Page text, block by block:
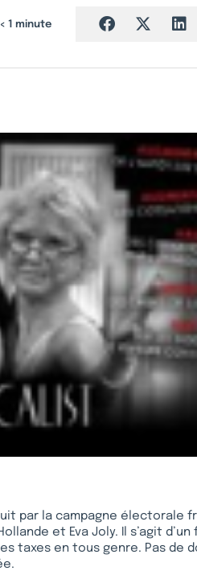
< 1 minute
par la campagne électorale
et Eva Joly. Il s’agit
taxes en tous genre. Pas de